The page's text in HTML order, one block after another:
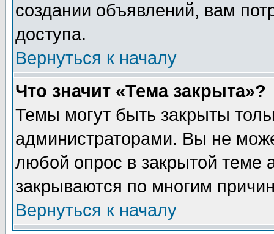
создании объявлений, вам
доступа.
Вернуться к началу
Что значит «Тема закрыта»?
Темы могут быть закрыты
администраторами. Вы не
любой опрос в закрытой теме
закрываются по многим
Вернуться к началу